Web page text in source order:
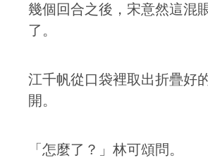
幾個回合之後，宋意然這混
了。
江千帆從口袋裡取出折疊好
開。
「怎麼了？」林可頌問。